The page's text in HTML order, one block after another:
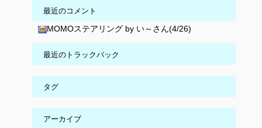
最近のコメント
MOMOステアリング by い～さん(4/26)
最近のトラックバック
タグ
アーカイブ